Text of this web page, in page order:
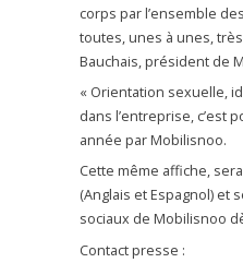
corps par l’ensemble
toutes, unes à unes,
Bauchais, président de
« Orientation sexuelle,
dans l’entreprise, c’est
année par Mobilisnoo.
Cette même affiche,
(Anglais et Espagnol) et
sociaux de Mobilisnoo
Contact presse :